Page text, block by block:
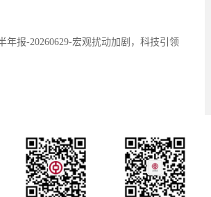
年报-20260629-宏观扰动加剧，科技引领